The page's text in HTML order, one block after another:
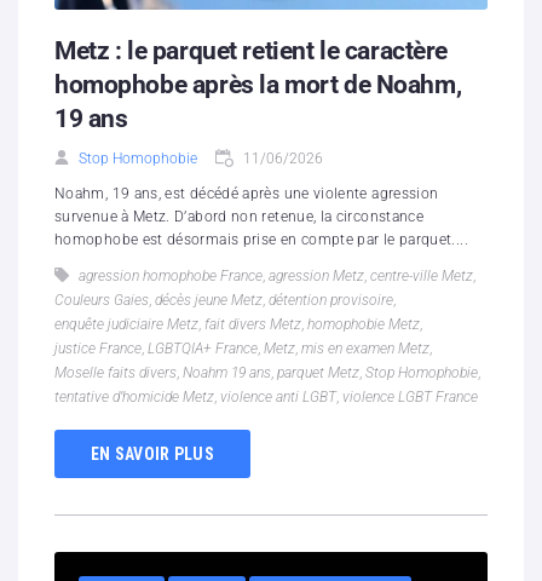
Metz : le parquet retient le caractère
homophobe après la mort de Noahm,
19 ans
Stop Homophobie 11/06/2026
Noahm, 19 ans, est décédé après une violente agression
survenue à Metz. D’abord non retenue, la circonstance
homophobe est désormais prise en compte par le parquet....
agression homophobe France, agression Metz, centre-ville Metz,
Couleurs Gaies, décès jeune Metz, détention provisoire,
enquête judiciaire Metz, fait divers Metz, homophobie Metz,
justice France, LGBTQIA+ France, Metz, mis en examen Metz,
Moselle faits divers, Noahm 19 ans, parquet Metz, Stop Homophobie,
tentative d’homicide Metz, violence anti LGBT, violence LGBT France
EN SAVOIR PLUS